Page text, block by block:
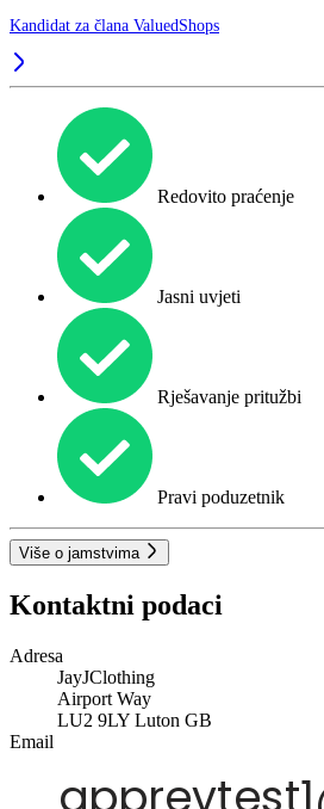
Kandidat za člana ValuedShops
Redovito praćenje
Jasni uvjeti
Rješavanje pritužbi
Pravi poduzetnik
Više o jamstvima
Kontaktni podaci
Adresa
JayJClothing
Airport Way
LU2 9LY Luton GB
Email